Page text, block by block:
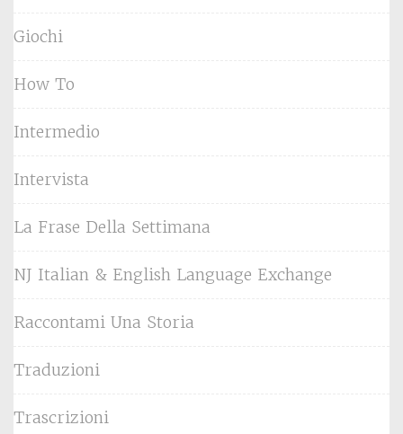
Giochi
How To
Intermedio
Intervista
La Frase Della Settimana
NJ Italian & English Language Exchange
Raccontami Una Storia
Traduzioni
Trascrizioni